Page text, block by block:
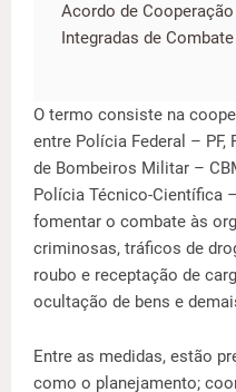
Acordo de
Integradas de
O termo consiste na
entre Polícia Federal – PF,
de Bombeiros Militar –
Polícia Técnico-Científica
fomentar o combate às
criminosas, tráficos de
roubo e receptação de
ocultação de bens e
Entre as medidas, estão
como o planejamento;